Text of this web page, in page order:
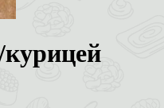
курицей